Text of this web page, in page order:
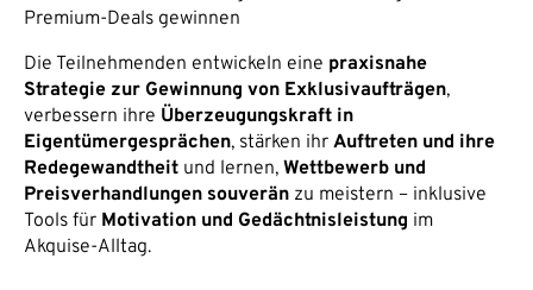
Premium-Deals gewinnen
Die Teilnehmenden entwickeln eine praxisnahe
Strategie zur Gewinnung von Exklusivaufträgen,
verbessern ihre Überzeugungskraft in
Eigentümergesprächen, stärken ihr Auftreten und ihre
Redegewandtheit und lernen, Wettbewerb und
Preisverhandlungen souverän zu meistern – inklusive
Tools für Motivation und Gedächtnisleistung im
Akquise-Alltag.